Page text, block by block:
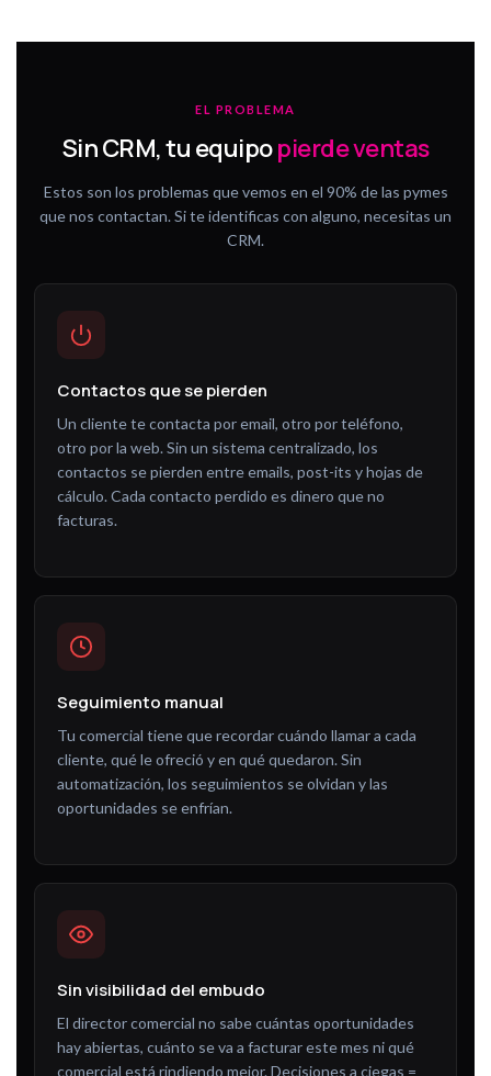
EL PROBLEMA
Sin CRM, tu equipopierde ventas
Estos son los problemas que vemos en el 90% de las pymes
que nos contactan. Si te identificas con alguno, necesitas un
CRM.
Contactos que se pierden
Un cliente te contacta por email, otro por teléfono,
otro por la web. Sin un sistema centralizado, los
contactos se pierden entre emails, post-its y hojas de
cálculo. Cada contacto perdido es dinero que no
facturas.
Seguimiento manual
Tu comercial tiene que recordar cuándo llamar a cada
cliente, qué le ofreció y en qué quedaron. Sin
automatización, los seguimientos se olvidan y las
oportunidades se enfrían.
Sin visibilidad del embudo
El director comercial no sabe cuántas oportunidades
hay abiertas, cuánto se va a facturar este mes ni qué
comercial está rindiendo mejor. Decisiones a ciegas =